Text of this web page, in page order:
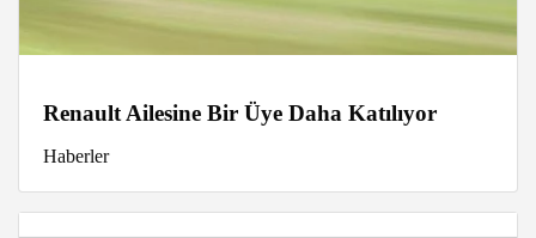
Renault Ailesine Bir Üye Daha Katılıyor
Haberler